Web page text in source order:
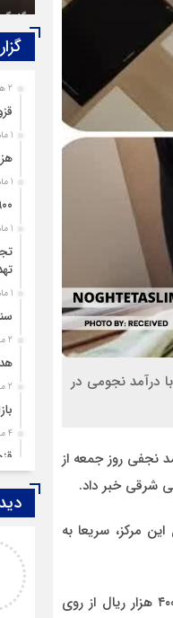
درآمد نجومی در
نجفی روز جمعه از
شرقی خبر داد.
نسوان این مرکز، سریعا به
نجفی ادامه داد: طی غربالگری و اظهارات نامبرده، این متکدی ظرف ۲ ساعت معادل ۲۰ میلیون و ۴۰۰ هزار ریال از روی
2 هفته قبل
1 ماه قبل
1 ماه قبل
۹۰۰ پرونده برای
1 ماه قبل
1 ماه قبل
2 ماه قبل
2 ماه قبل
4 ماه قبل
قزوین ۱۴۰۴،